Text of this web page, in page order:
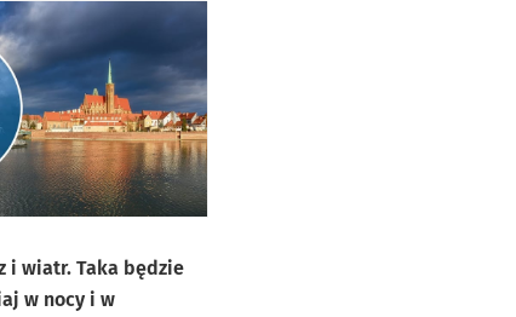
i wiatr. Taka będzie
w nocy i w